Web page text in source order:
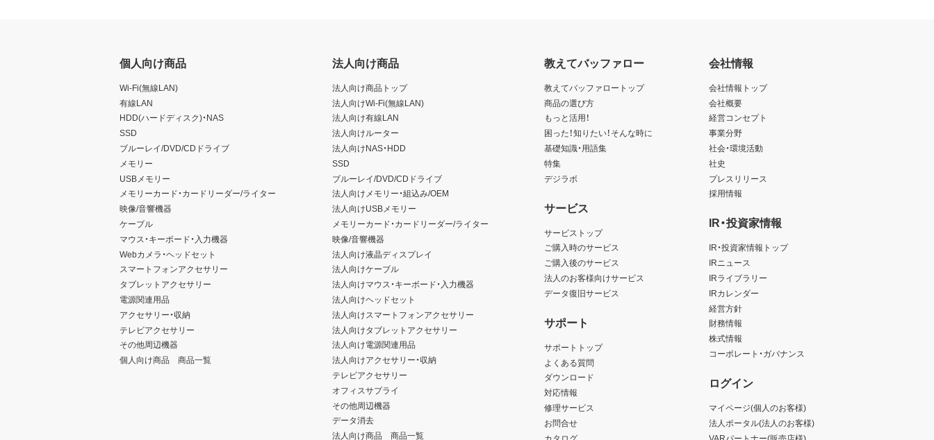
個人向け商品
Wi-Fi(無線LAN)
有線LAN
HDD(ハードディスク)・NAS
SSD
ブルーレイ/DVD/CDドライブ
メモリー
USBメモリー
メモリーカード・カードリーダー/ライター
映像/音響機器
ケーブル
マウス・キーボード・入力機器
Webカメラ・ヘッドセット
スマートフォンアクセサリー
タブレットアクセサリー
電源関連用品
アクセサリー・収納
テレビアクセサリー
その他周辺機器
個人向け商品 商品一覧
法人向け商品
法人向け商品トップ
法人向けWi-Fi(無線LAN)
法人向け有線LAN
法人向けルーター
法人向けNAS・HDD
SSD
ブルーレイ/DVD/CDドライブ
法人向けメモリー・組込み/OEM
法人向けUSBメモリー
メモリーカード・カードリーダー/ライター
映像/音響機器
法人向け液晶ディスプレイ
法人向けケーブル
法人向けマウス・キーボード・入力機器
法人向けヘッドセット
法人向けスマートフォンアクセサリー
法人向けタブレットアクセサリー
法人向け電源関連用品
法人向けアクセサリー・収納
テレビアクセサリー
オフィスサプライ
その他周辺機器
データ消去
法人向け商品 商品一覧
教えてバッファロー
教えてバッファロートップ
商品の選び方
もっと活用！
困った！知りたい！そんな時に
基礎知識・用語集
特集
デジラボ
サービス
サービストップ
ご購入時のサービス
ご購入後のサービス
法人のお客様向けサービス
データ復旧サービス
サポート
サポートトップ
よくある質問
ダウンロード
対応情報
修理サービス
お問合せ
会社情報
会社情報トップ
会社概要
経営コンセプト
事業分野
社会・環境活動
社史
プレスリリース
採用情報
IR・投資家情報
IR・投資家情報トップ
IRニュース
IRライブラリー
IRカレンダー
経営方針
財務情報
株式情報
コーポレート・ガバナンス
ログイン
マイページ(個人のお客様)
法人ポータル(法人のお客様)